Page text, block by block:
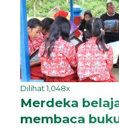
Dilihat 1,048x
Merdeka
membaca